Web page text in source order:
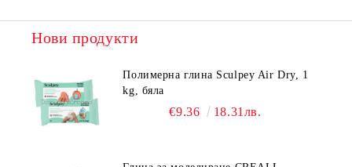
Нови продукти
Полимерна глина Sculpey Air Dry, 1
kg, бяла
€9.36 18.31лв.